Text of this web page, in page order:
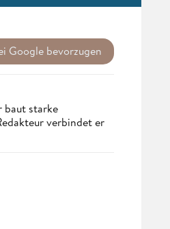
Google bevorzugen
baut starke
verbindet er